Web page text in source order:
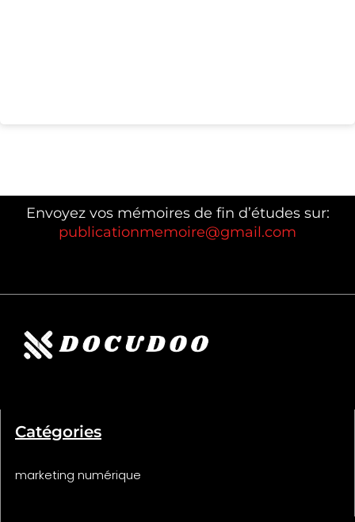
Envoyez vos mémoires de fin d’études sur:
publicationmemoire@gmail.com
Catégories
marketing numérique